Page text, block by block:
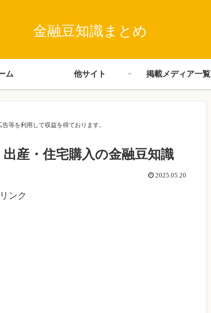
金融豆知識まとめ
ム 他サイト 掲載メディア一覧
等を利用して収益を得ております。
産・住宅購入の金融豆知識
2025.05.20
ンク